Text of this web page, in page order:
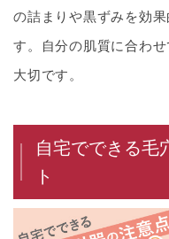
の詰まりや黒ずみを効
す。自分の肌質に合わ
大切です。
自宅でできる毛
ト